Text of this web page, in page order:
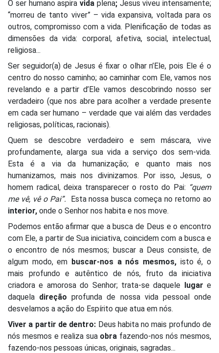
O ser humano aspira vida plena; Jesus viveu intensamente;
“morreu de tanto viver” – vida expansiva, voltada para os
outros, compromisso com a vida. Plenificação de todas as
dimensões da vida: corporal, afetiva, social, intelectual,
religiosa...
Ser seguidor(a) de Jesus é fixar o olhar n’Ele, pois Ele é o
centro do nosso caminho; ao caminhar com Ele, vamos nos
revelando e a partir d’Ele vamos descobrindo nosso ser
verdadeiro (que nos abre para acolher a verdade presente
em cada ser humano – verdade que vai além das verdades
religiosas, políticas, racionais).
Quem se descobre verdadeiro e sem máscara, vive
profundamente, alarga sua vida a serviço dos sem-vida.
Esta é a via da humanização; e quanto mais nos
humanizamos, mais nos divinizamos. Por isso, Jesus, o
homem radical, deixa transparecer o rosto do Pai: “quem
me vê, vê o Pai”. Esta nossa busca começa no retorno ao
interior, onde o Senhor nos habita e nos move.
Podemos então afirmar que a busca de Deus e o encontro
com Ele, a partir de Sua iniciativa, coincidem com a busca e
o encontro de nós mesmos; buscar a Deus consiste, de
algum modo, em buscar-nos a nós mesmos, isto é, o
mais profundo e autêntico de nós, fruto da iniciativa
criadora e amorosa do Senhor; trata-se daquele lugar e
daquela direção profunda de nossa vida pessoal onde
desvelamos a ação do Espírito que atua em nós.
Viver a partir de dentro: Deus habita no mais profundo de
nós mesmos e realiza sua obra fazendo-nos nós mesmos,
fazendo-nos pessoas únicas, originais, sagradas...